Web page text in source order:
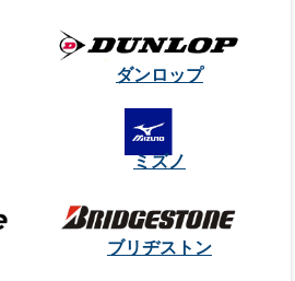
ダンロップ
ミズノ
ブリヂストン